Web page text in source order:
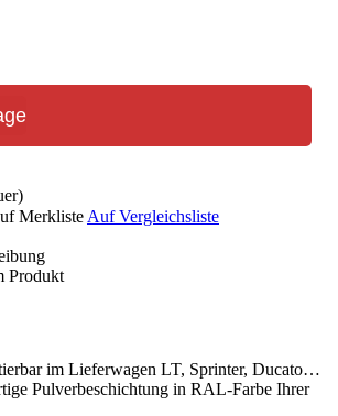
Merkliste Auf Vergleichsliste
Produkt
im Lieferwagen LT, Sprinter, Ducato…
Pulverbeschichtung in RAL-Farbe Ihrer